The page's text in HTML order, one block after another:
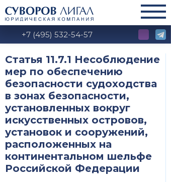
+7 (495) 532-54-57
Статья 11.7.1 Несоблюдение
мер по обеспечению
безопасности судоходства
в зонах безопасности,
установленных вокруг
искусственных островов,
установок и сооружений,
расположенных на
континентальном шельфе
Российской Федерации